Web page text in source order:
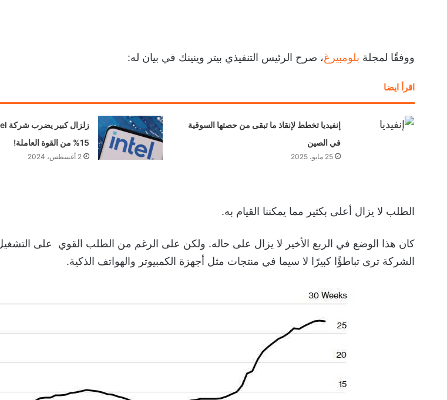
ووفقًا لمجلة بلومبيرغ، صرح الرئيس التنفيذي بيتر وينينك في بيان له:
اقرأ ايضا
إنفيديا تخطط لإنقاذ ما تبقى من حصتها السوقية
في الصين
25 مايو، 2025
15% من القوة العاملة!
2 أغسطس، 2024
الطلب لا يزال أعلى بكثير مما يمكننا القيام به.
كان هذا الوضع في الربع الأخير لا يزال على حاله. ولكن على الرغم من الطلب القوي على
الشركة ترى تباطؤًا كبيرًا لا سيما في منتجات مثل أجهزة الكمبيوتر والهواتف الذكية.